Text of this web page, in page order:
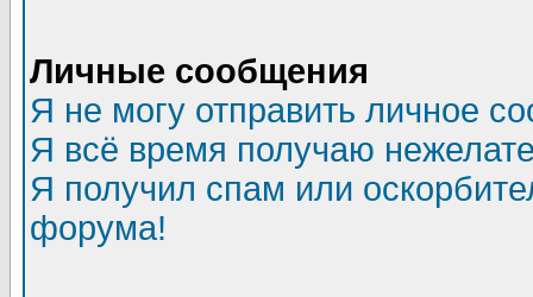
Личные сообщения
Я не могу отправить личное
Я всё время получаю
Я получил спам или
форума!